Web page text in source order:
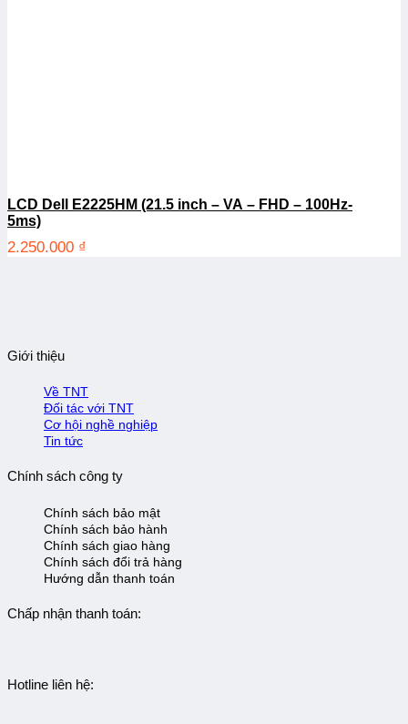
LCD Dell E2225HM (21.5 inch – VA – FHD – 100Hz-
5ms)
2.250.000 ₫
Giới thiệu
Về TNT
Đối tác với TNT
Cơ hội nghề nghiệp
Tin tức
Chính sách công ty
Chính sách bảo mật
Chính sách bảo hành
Chính sách giao hàng
Chính sách đổi trả hàng
Hướng dẫn thanh toán
Chấp nhận thanh toán:
Hotline liên hệ: